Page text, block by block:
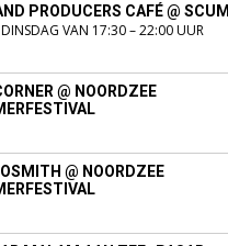
PRODUCERS CAFÉ @ SCUM
DINSDAG VAN 17:30 – 22:00 UUR
@ NOORDZEE
@ NOORDZEE